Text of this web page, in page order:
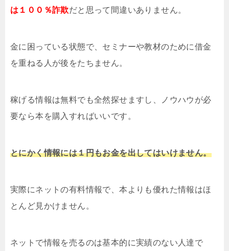
は１００％詐欺だと思って間違いありません。
金に困っている状態で、セミナーや教材のために借金
を重ねる人が後をたちません。
稼げる情報は無料でも全然探せますし、ノウハウが必
要なら本を購入すればいいです。
とにかく情報には１円もお金を出してはいけません。
実際にネットの有料情報で、本よりも優れた情報はほ
とんど見かけません。
ネットで情報を売るのは基本的に実績のない人達で